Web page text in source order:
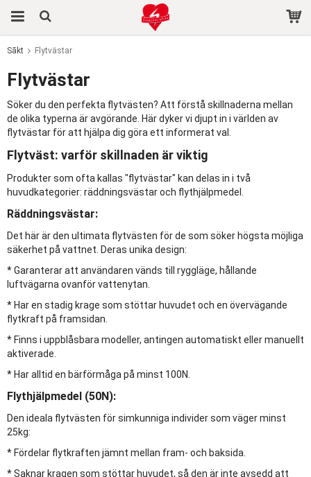
Sākt Flytvästar
Flytvästar
Söker du den perfekta flytvästen? Att förstå skillnaderna mellan
de olika typerna är avgörande. Här dyker vi djupt in i världen av
flytvästar för att hjälpa dig göra ett informerat val.
Flytväst: varför skillnaden är viktig
Produkter som ofta kallas "flytvästar" kan delas in i två
huvudkategorier: räddningsvästar och flythjälpmedel.
Räddningsvästar:
Det här är den ultimata flytvästen för de som söker högsta möjliga
säkerhet på vattnet. Deras unika design:
* Garanterar att användaren vänds till ryggläge, hållande
luftvägarna ovanför vattenytan.
* Har en stadig krage som stöttar huvudet och en övervägande
flytkraft på framsidan.
* Finns i uppblåsbara modeller, antingen automatiskt eller manuellt
aktiverade.
* Har alltid en bärförmåga på minst 100N.
Flythjälpmedel (50N):
Den ideala flytvästen för simkunniga individer som väger minst
25kg:
* Fördelar flytkraften jämnt mellan fram- och baksida.
* Saknar kragen som stöttar huvudet, så den är inte avsedd att